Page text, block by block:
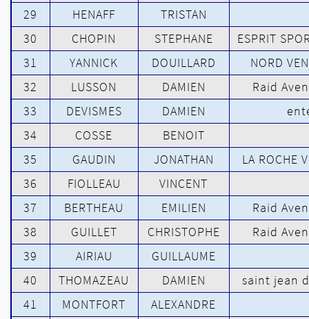
29
HENAFF
TRISTAN
30
CHOPIN STEPHANE
ESPRIT
31
YANNICK DOUILLARD
NORD
32
LUSSON DAMIEN
Raid
33
DEVISMES DAMIEN
34
COSSE
BENOIT
35
GAUDIN JONATHAN
LA ROCHE
36
FIOLLEAU
VINCENT
37
BERTHEAU EMILIEN
Raid
38
GUILLET CHRISTOPHE
Raid
39
AIRIAU
GUILLAUME
40
THOMAZEAU DAMIEN
saint jean
41
MONTFORT ALEXANDRE